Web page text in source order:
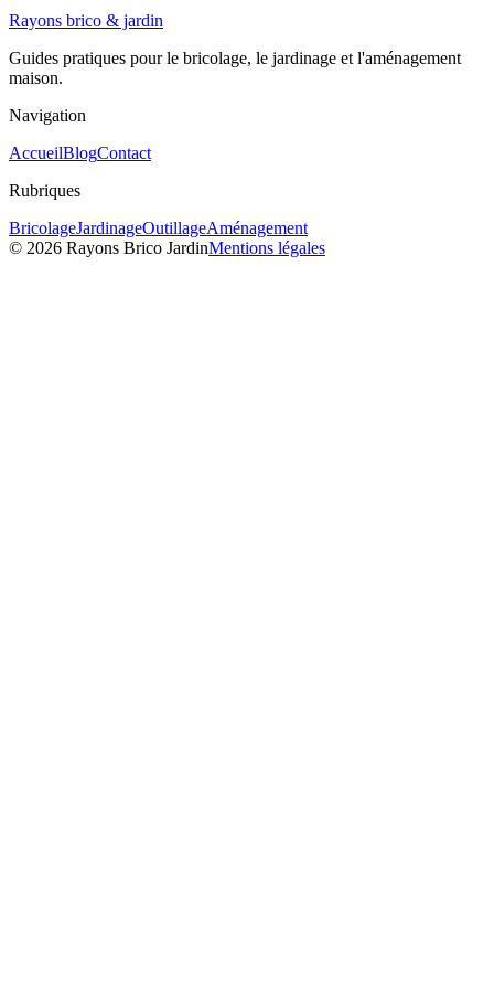
Rayons brico & jardin
Guides pratiques pour le bricolage, le jardinage et l'aménagement
maison.
Navigation
AccueilBlogContact
Rubriques
BricolageJardinageOutillageAménagement
© 2026 Rayons Brico JardinMentions légales